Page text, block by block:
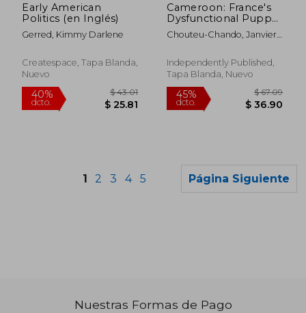
Early American
Politics (en Inglés)
Gerred, Kimmy Darlene
Createspace, Tapa Blanda,
Nuevo
Cameroon: France's
Dysfunctional Puppet
System in Africa (en
Inglés)
Chouteu-Chando, Janvier ;
Independently Published,
Tapa Blanda, Nuevo
1 2 3 4 5 Página Siguiente
Nuestras Formas de Pago